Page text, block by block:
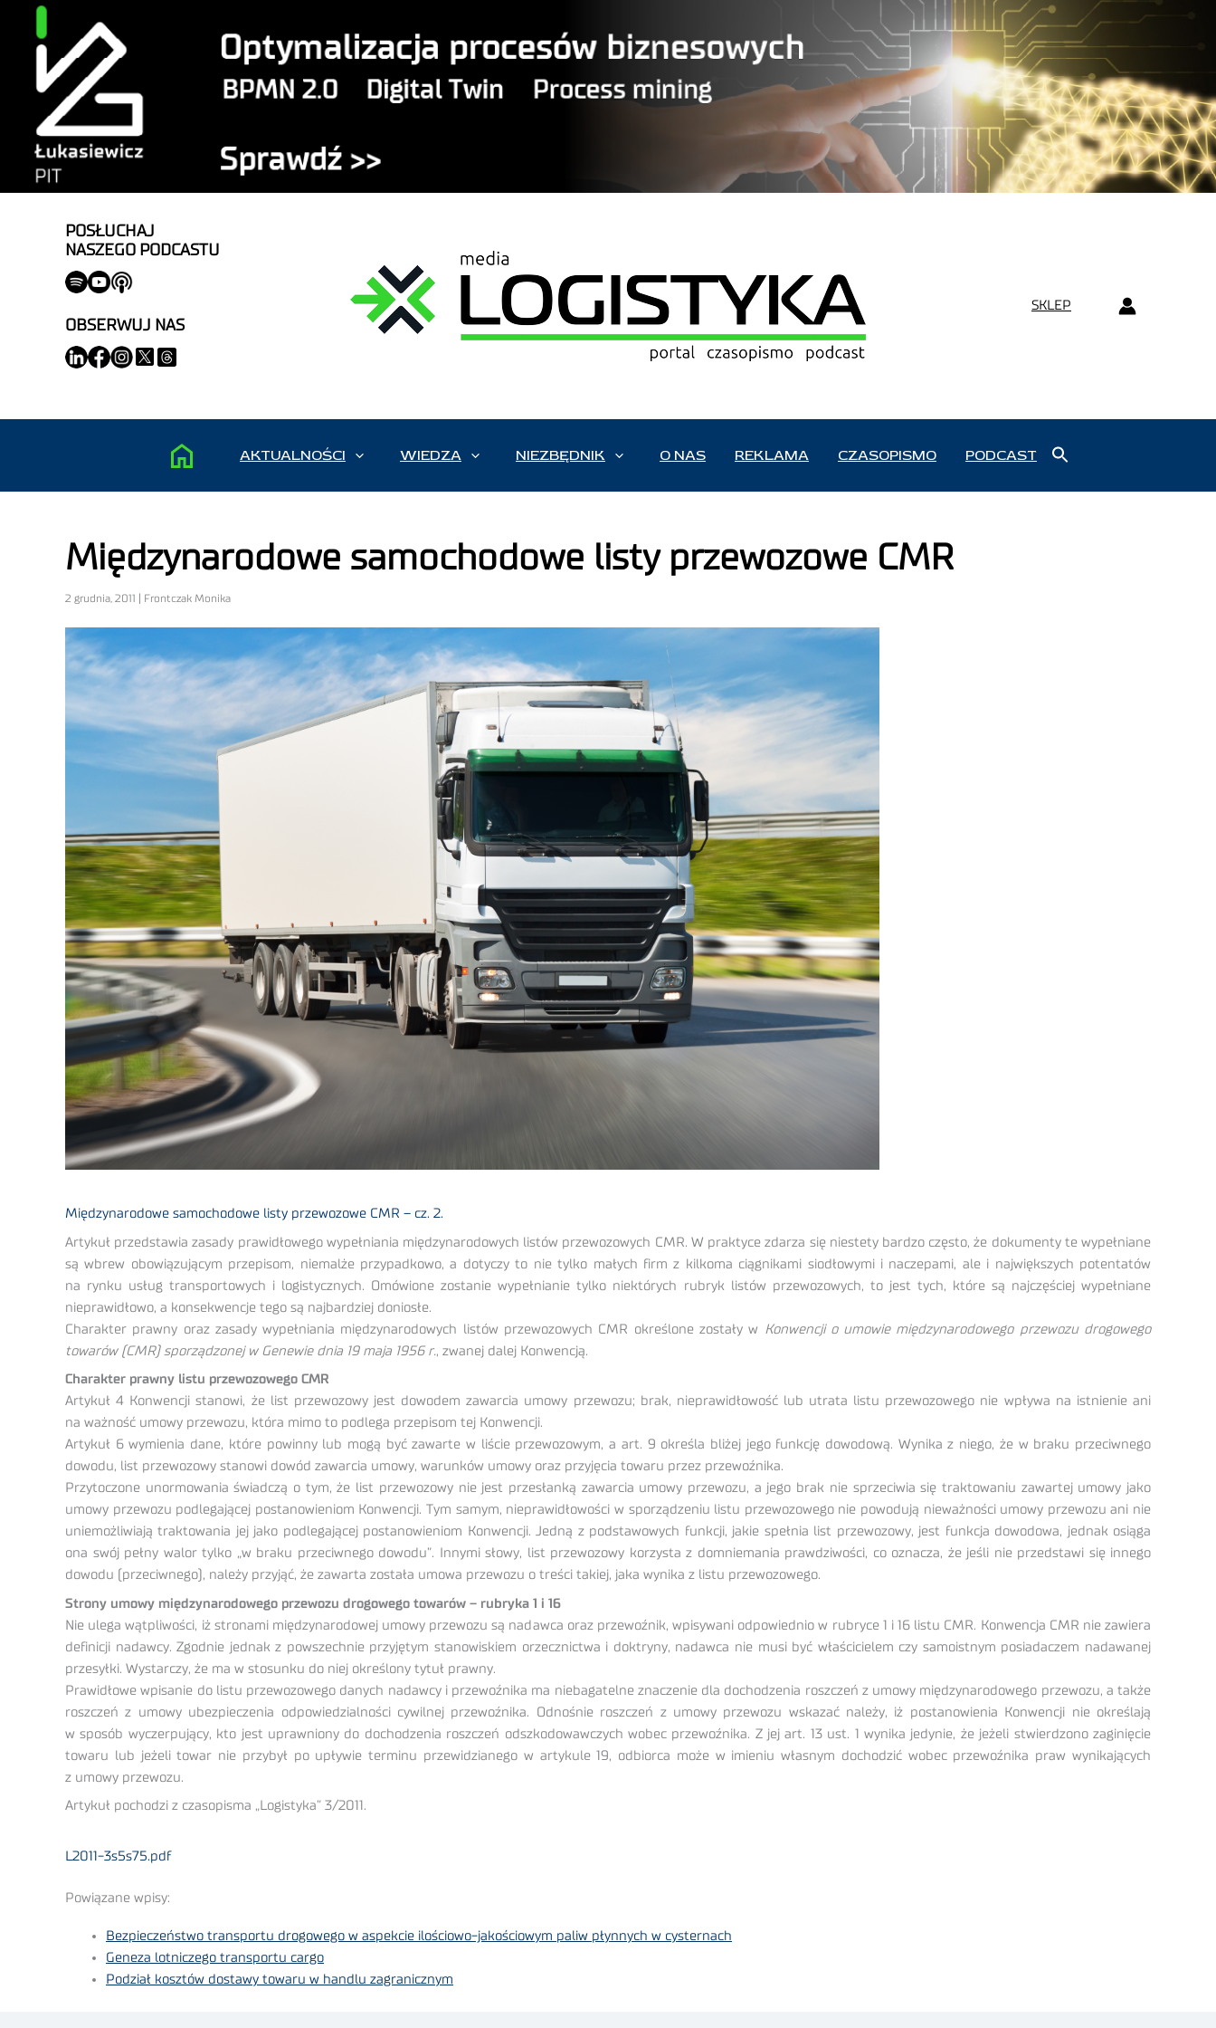
POSŁUCHAJ
NASZEGO PODCASTU
OBSERWUJ NAS
SKLEP
AKTUALNOŚCI WIEDZA NIEZBĘDNIK O NAS REKLAMA CZASOPISMO PODCAST
Międzynarodowe samochodowe listy przewozowe CMR
2 grudnia, 2011 | Frontczak Monika
Międzynarodowe samochodowe listy przewozowe CMR – cz. 2.
Artykuł przedstawia zasady prawidłowego wypełniania międzynarodowych listów przewozowych CMR. W praktyce zdarza się niestety bardzo często, że dokumenty te wypełniane
są wbrew obowiązującym przepisom, niemalże przypadkowo, a dotyczy to nie tylko małych firm z kilkoma ciągnikami siodłowymi i naczepami, ale i największych potentatów
na rynku usług transportowych i logistycznych. Omówione zostanie wypełnianie tylko niektórych rubryk listów przewozowych, to jest tych, które są najczęściej wypełniane
nieprawidłowo, a konsekwencje tego są najbardziej doniosłe.
Charakter prawny oraz zasady wypełniania międzynarodowych listów przewozowych CMR określone zostały w
Konwencji o umowie międzynarodowego przewozu drogowego
towarów (CMR) sporządzonej w Genewie dnia 19 maja 1956 r., zwanej dalej Konwencją.
Charakter prawny listu przewozowego CMR
Artykuł 4 Konwencji stanowi, że list przewozowy jest dowodem zawarcia umowy przewozu; brak, nieprawidłowość lub utrata listu przewozowego nie wpływa na istnienie ani
na ważność umowy przewozu, która mimo to podlega przepisom tej Konwencji.
Artykuł 6 wymienia dane, które powinny lub mogą być zawarte w liście przewozowym, a art. 9 określa bliżej jego funkcję dowodową. Wynika z niego, że w braku przeciwnego
dowodu, list przewozowy stanowi dowód zawarcia umowy, warunków umowy oraz przyjęcia towaru przez przewoźnika.
Przytoczone unormowania świadczą o tym, że list przewozowy nie jest przesłanką zawarcia umowy przewozu, a jego brak nie sprzeciwia się traktowaniu zawartej umowy jako
umowy przewozu podlegającej postanowieniom Konwencji. Tym samym, nieprawidłowości w sporządzeniu listu przewozowego nie powodują nieważności umowy przewozu ani nie
uniemożliwiają traktowania jej jako podlegającej postanowieniom Konwencji. Jedną z podstawowych funkcji, jakie spełnia list przewozowy, jest funkcja dowodowa, jednak osiąga
ona swój pełny walor tylko „w braku przeciwnego dowodu”. Innymi słowy, list przewozowy korzysta z domniemania prawdziwości, co oznacza, że jeśli nie przedstawi się innego
dowodu (przeciwnego), należy przyjąć, że zawarta została umowa przewozu o treści takiej, jaka wynika z listu przewozowego.
Strony umowy międzynarodowego przewozu drogowego towarów – rubryka 1 i 16
Nie ulega wątpliwości, iż stronami międzynarodowej umowy przewozu są nadawca oraz przewoźnik, wpisywani odpowiednio w rubryce 1 i 16 listu CMR. Konwencja CMR nie zawiera
definicji nadawcy. Zgodnie jednak z powszechnie przyjętym stanowiskiem orzecznictwa i doktryny, nadawca nie musi być właścicielem czy samoistnym posiadaczem nadawanej
przesyłki. Wystarczy, że ma w stosunku do niej określony tytuł prawny.
Prawidłowe wpisanie do listu przewozowego danych nadawcy i przewoźnika ma niebagatelne znaczenie dla dochodzenia roszczeń z umowy międzynarodowego przewozu, a także
roszczeń z umowy ubezpieczenia odpowiedzialności cywilnej przewoźnika. Odnośnie roszczeń z umowy przewozu wskazać należy, iż postanowienia Konwencji nie określają
w sposób wyczerpujący, kto jest uprawniony do dochodzenia roszczeń odszkodowawczych wobec przewoźnika. Z jej art. 13 ust. 1 wynika jedynie, że jeżeli stwierdzono zaginięcie
towaru lub jeżeli towar nie przybył po upływie terminu przewidzianego w artykule 19, odbiorca może w imieniu własnym dochodzić wobec przewoźnika praw wynikających
z umowy przewozu.
Artykuł pochodzi z czasopisma „Logistyka” 3/2011.
L2011-3s5s75.pdf
Powiązane wpisy:
Bezpieczeństwo transportu drogowego w aspekcie ilościowo-jakościowym paliw płynnych w cysternach
Geneza lotniczego transportu cargo
Podział kosztów dostawy towaru w handlu zagranicznym